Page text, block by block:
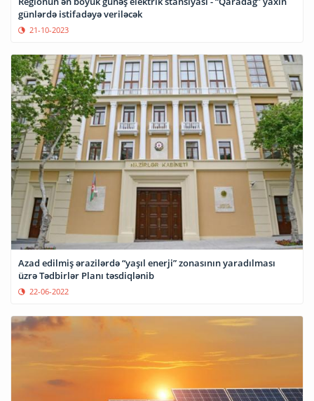
günlərdə istifadəyə veriləcək
21-10-2023
Azad edilmiş ərazilərdə “yaşıl enerji” zonasının yaradılması
üzrə Tədbirlər Planı təsdiqlənib
22-06-2022